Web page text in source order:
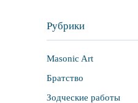
Рубрики
Masonic Art
Братство
Зодческие работы